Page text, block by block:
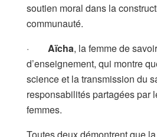
soutien moral dans la
communauté.
· Aïcha, la femme de
d’enseignement, qui montre
science et la transmission du
responsabilités partagées par
femmes.